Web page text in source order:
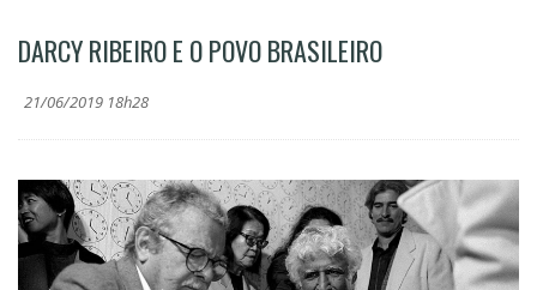
DARCY RIBEIRO E O POVO BRASILEIRO
21/06/2019 18h28